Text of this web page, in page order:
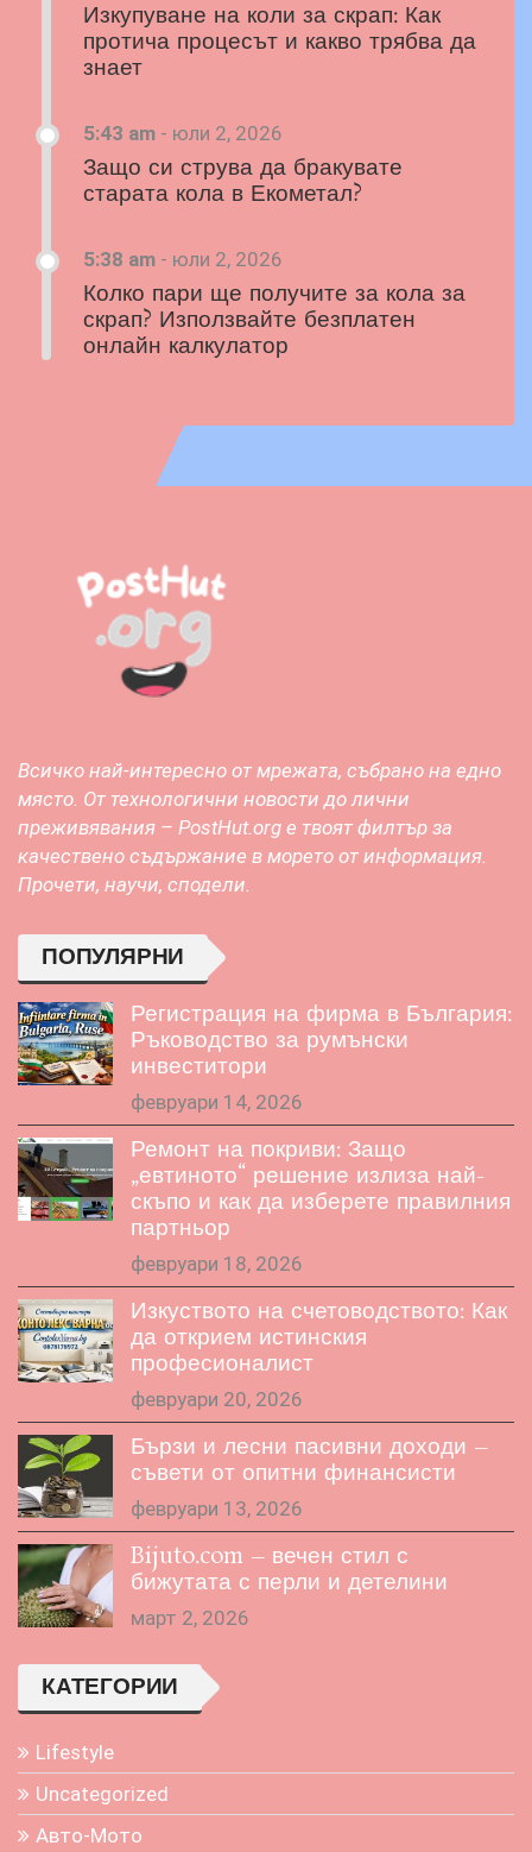
Изкупуване на коли за скрап: Как
протича процесът и какво трябва да
знает
5:43 am - юли 2, 2026
Защо си струва да бракувате
старата кола в Екометал?
5:38 am - юли 2, 2026
Колко пари ще получите за кола за
скрап? Използвайте безплатен
онлайн калкулатор
Всичко най-интересно от мрежата, събрано на едно
място. От технологични новости до лични
преживявания – PostHut.org е твоят филтър за
качествено съдържание в морето от информация.
Прочети, научи, сподели.
ПОПУЛЯРНИ
Регистрация на фирма в България:
Ръководство за румънски
инвеститори
февруари 14, 2026
Ремонт на покриви: Защо
„евтиното“ решение излиза най-
скъпо и как да изберете правилния
партньор
февруари 18, 2026
Изкуството на счетоводството: Как
да открием истинския
професионалист
февруари 20, 2026
Бързи и лесни пасивни доходи –
съвети от опитни финансисти
февруари 13, 2026
Bijuto.com – вечен стил с
бижутата с перли и детелини
март 2, 2026
КАТЕГОРИИ
Lifestyle
Uncategorized
Авто-Мото